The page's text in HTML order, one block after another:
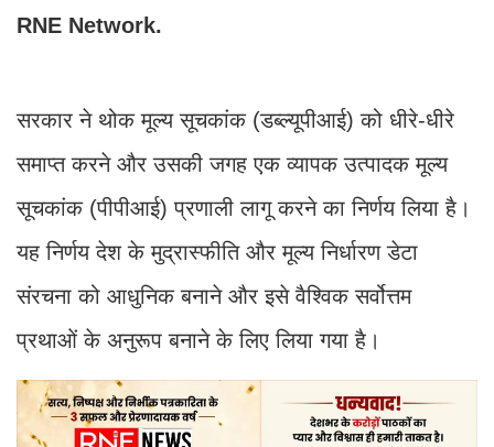
RNE Network.
सरकार ने थोक मूल्य सूचकांक (डब्ल्यूपीआई) को धीरे-धीरे
समाप्त करने और उसकी जगह एक व्यापक उत्पादक मूल्य
सूचकांक (पीपीआई) प्रणाली लागू करने का निर्णय लिया है।
यह निर्णय देश के मुद्रास्फीति और मूल्य निर्धारण डेटा
संरचना को आधुनिक बनाने और इसे वैश्विक सर्वोत्तम
प्रथाओं के अनुरूप बनाने के लिए लिया गया है।